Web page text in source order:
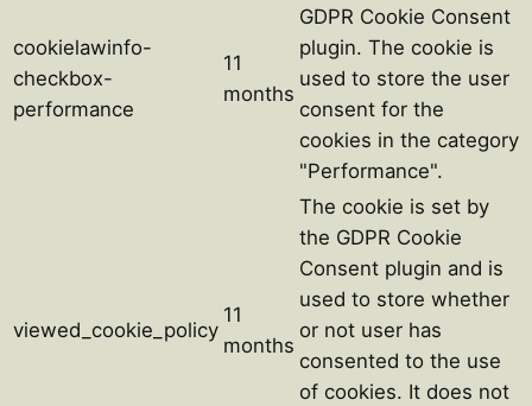
cookielawinfo-
checkbox-
performance
11
months
GDPR Cookie Consent
plugin. The cookie is
used to store the user
consent for the
cookies in the category
"Performance".
viewed_cookie_policy
11
months
The cookie is set by
the GDPR Cookie
Consent plugin and is
used to store whether
or not user has
consented to the use
of cookies. It does not